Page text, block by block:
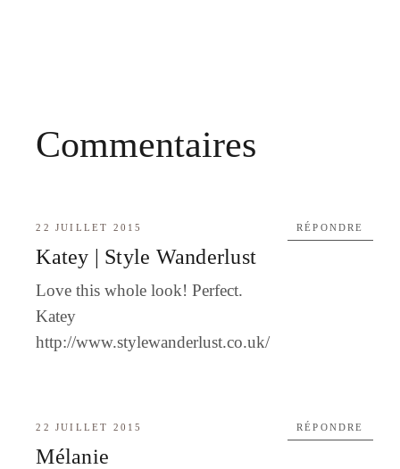
Commentaires
22 JUILLET 2015
Katey | Style Wanderlust
Love this whole look! Perfect.
Katey
http://www.stylewanderlust.co.uk/
RÉPONDRE
22 JUILLET 2015
Mélanie
RÉPONDRE